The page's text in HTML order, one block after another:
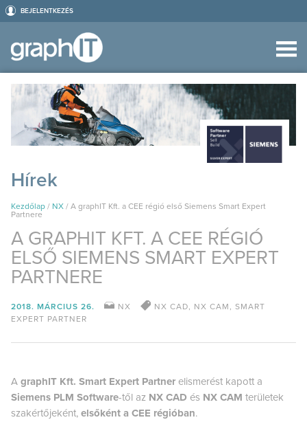
BEJELENTKEZÉS
Hírek
Kezdőlap / NX / A graphIT Kft. a CEE régió első Siemens Smart Expert
Partnere
A GRAPHIT KFT. A CEE RÉGIÓ
ELSŐ SIEMENS SMART EXPERT
PARTNERE
2018. MÁRCIUS 26. NX NX CAD, NX CAM , SMART
EXPERT PARTNER
A graphIT Kft. Smart Expert Partner elismerést kapott a
Siemens PLM Software-től az NX CAD és NX CAM területek
szakértőjeként, elsőként a CEE régióban.